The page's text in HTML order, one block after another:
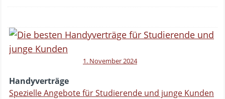
1. November 2024
Handyverträge
Spezielle Angebote für Studierende und junge Kunden